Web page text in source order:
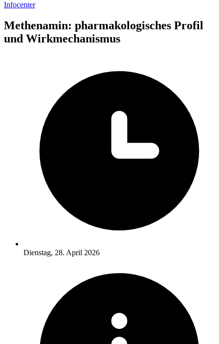
Infocenter
Methenamin: pharmakologisches Profil
und Wirkmechanismus
Dienstag, 28. April 2026